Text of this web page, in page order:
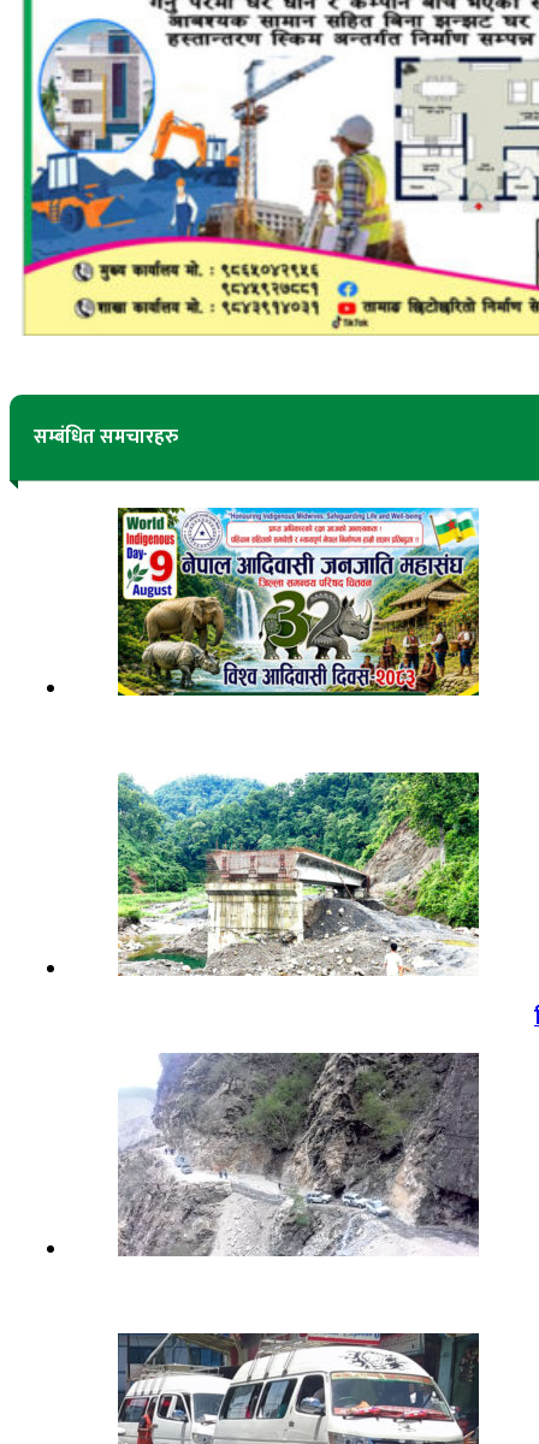
सम्बंधित समचारहरु